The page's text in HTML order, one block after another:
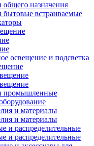
назначения
бытовые встраиваемые
освещение и подсветка
промышленные
и материалы
и материалы
и распределительные
и распределительные